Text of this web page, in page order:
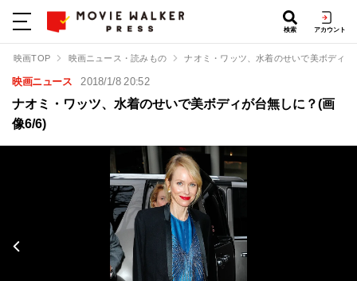
検索 アカウント
映画TOP 映画ニュース・読みもの ナオミ・ワッツ、水着のせいで美ボディが
映画ニュース 2018/1/8 20:52
ナオミ・ワッツ、水着のせいで美ボディが台無しに？(画
像6/6)